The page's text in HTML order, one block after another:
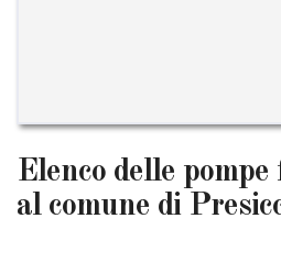
Elenco delle
al comune di